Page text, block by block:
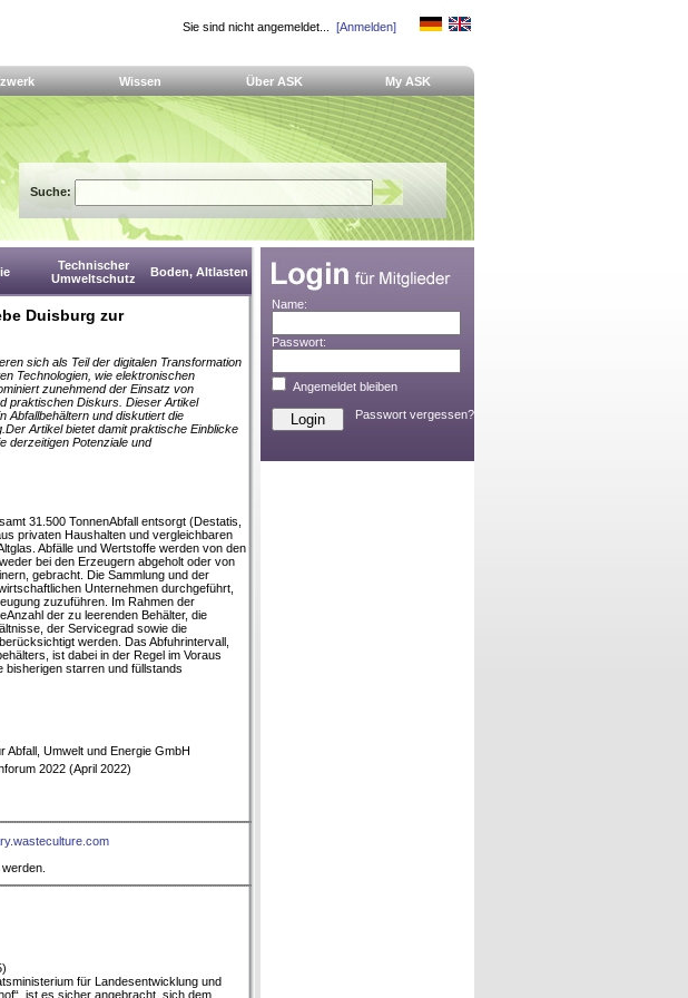
Sie sind nicht angemeldet... [Anmelden]
Wissen Über ASK My ASK
Suche:
Technischer
Umweltschutz
Boden, Altlasten
Duisburg zur
sich als Teil der digitalen Transformation
Technologien, wie elektronischen
zunehmend der Einsatz von
praktischen Diskurs. Dieser Artikel
Abfallbehältern und diskutiert die
Artikel bietet damit praktische Einblicke
derzeitigen Potenziale und
31.500 TonnenAbfall entsorgt (Destatis,
privaten Haushalten und vergleichbaren
Abfälle und Wertstoffe werden von den
bei den Erzeugern abgeholt oder von
gebracht. Die Sammlung und der
Unternehmen durchgeführt,
zuzuführen. Im Rahmen der
der zu leerenden Behälter, die
der Servicegrad sowie die
werden. Das Abfuhrintervall,
ist dabei in der Regel im Voraus
bisherigen starren und füllstands
Abfall, Umwelt und Energie GmbH
2022 (April 2022)
für Landesentwicklung und
ist es sicher angebracht, sich dem
Name:
Passwort:
Angemeldet bleiben
Passwort vergessen?